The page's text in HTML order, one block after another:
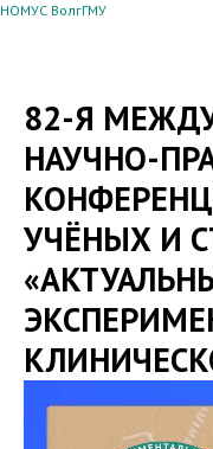
НОМУС ВолгГМУ
82-Я
НАУЧНО-
УЧЁНЫХ И